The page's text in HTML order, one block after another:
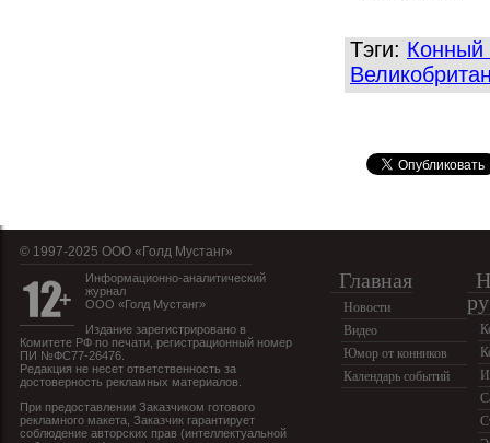
Тэги: Конный
© 1997-2025 OOO «Голд Мустанг»
Информационно-аналитический
журнал
ООО «Голд Мустанг»
Издание зарегистрировано в
Комитете РФ по печати, регистрационный номер
ПИ №ФС77-26476.
Редакция не несет ответственность за
достоверность рекламных материалов.
При предоставлении Заказчиком готового
рекламного макета, Заказчик гарантирует
соблюдение авторских прав (интеллектуальной
Главная
Новости
Видео
Юмор от конников
Календарь событий